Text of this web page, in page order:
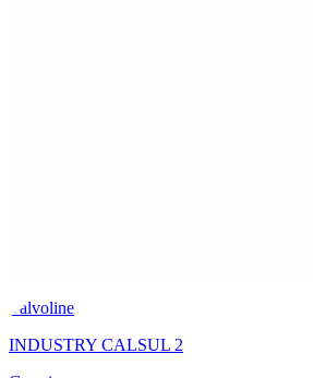
Valvoline
INDUSTRY CALSUL 2